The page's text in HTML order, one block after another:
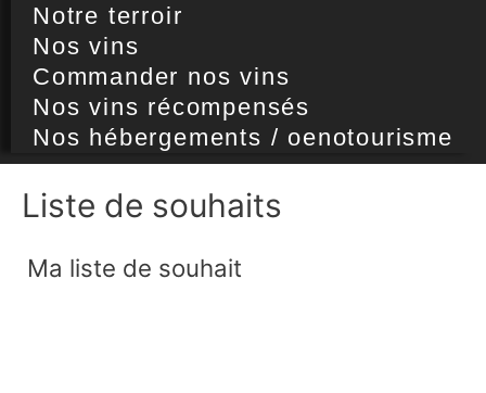
Notre terroir
Nos vins
Commander nos vins
Nos vins récompensés
Nos hébergements / oenotourisme
Liste de souhaits
Ma liste de souhait